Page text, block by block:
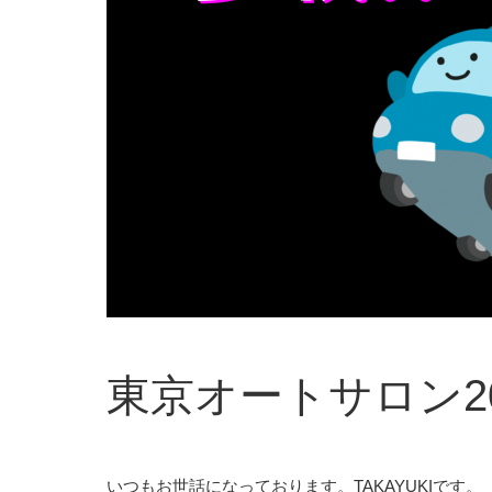
東京オートサロン
いつもお世話になっております。TAKAYUKIです。